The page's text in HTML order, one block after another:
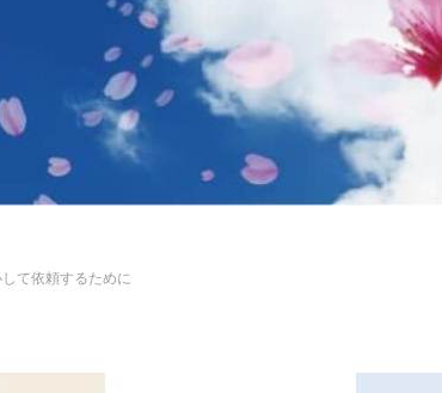
て依頼するために